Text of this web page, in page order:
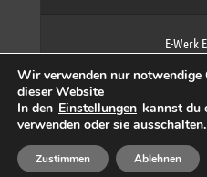
E-Werk
max neo
Copyright ©
Wir verwenden nur notwendige
dieser Website
In den Einstellungen kannst du
verwenden oder sie ausschalten.
Zustimmen Ablehnen